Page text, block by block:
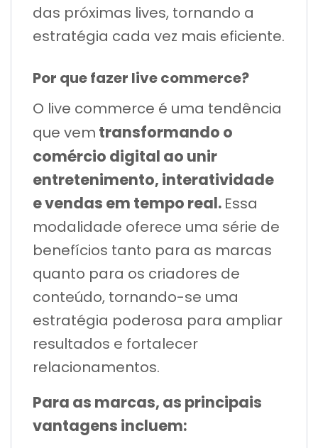
das próximas lives, tornando a
estratégia cada vez mais eficiente.
Por que fazer live commerce?
O live commerce é uma tendência
que vem transformando o
comércio digital ao unir
entretenimento, interatividade
e vendas em tempo real. Essa
modalidade oferece uma série de
benefícios tanto para as marcas
quanto para os criadores de
conteúdo, tornando-se uma
estratégia poderosa para ampliar
resultados e fortalecer
relacionamentos.
Para as marcas, as principais
vantagens incluem: